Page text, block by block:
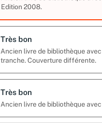
Edition 2008.
Très bon
Ancien livre de bibliothèque
tranche. Couverture différente.
Très bon
Ancien livre de bibliothèque